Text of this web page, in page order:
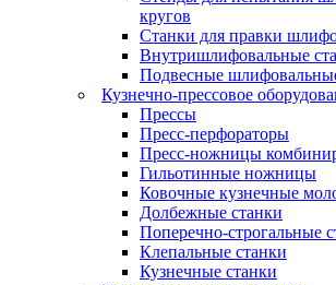
кругов
Станки для правки
Внутришлифовальные
Подвесные
Кузнечно-прессовое
Прессы
Пресс-перфораторы
Пресс-ножницы
Гильотинные ножницы
Ковочные кузнечные
Долбежные станки
Поперечно-строгальные
Клепальные станки
Кузнечные станки